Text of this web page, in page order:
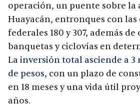
operación, un puente sobre la
Huayacán, entronques con las
federales 180 y 307, además
banquetas y ciclovías en
La inversión total asciende a 3
de pesos, con un plazo de
en 18 meses y una vida útil
años.